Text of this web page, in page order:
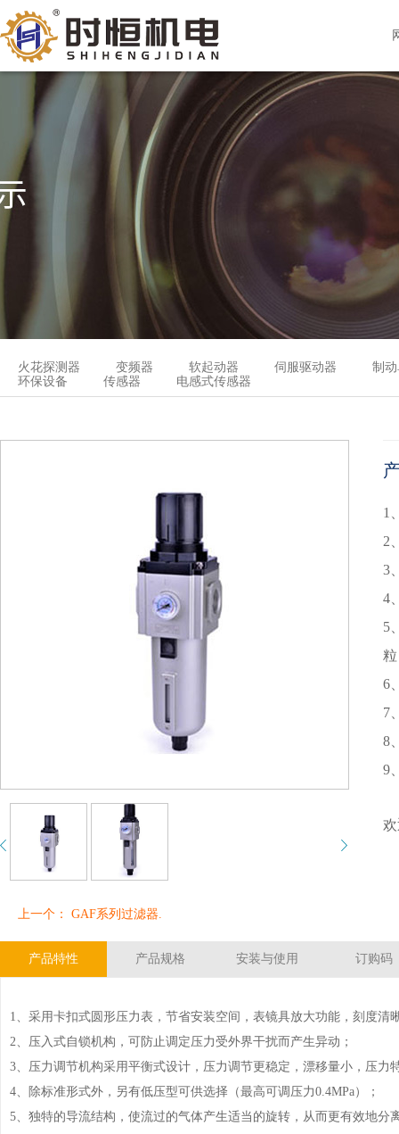
火花探测器 变频器 软起动器 伺服驱动器
制
环保设备
传感器 电感式传感器
1
2
3
4
5
6
7
8
9
上一个： GAF系列过滤器.
产品特性 产品规格 安装与使用 订购码
1、采用卡扣式圆形压力表，节省安装空间，表镜具放大功能，刻度清
2、压入式自锁机构，可防止调定压力受外界干扰而产生异动；
3、压力调节机构采用平衡式设计，压力调节更稳定，漂移量小，压力
4、除标准形式外，另有低压型可供选择（最高可调压力0.4MPa）；
5、独特的导流结构，使流过的气体产生适当的旋转，从而更有效地分